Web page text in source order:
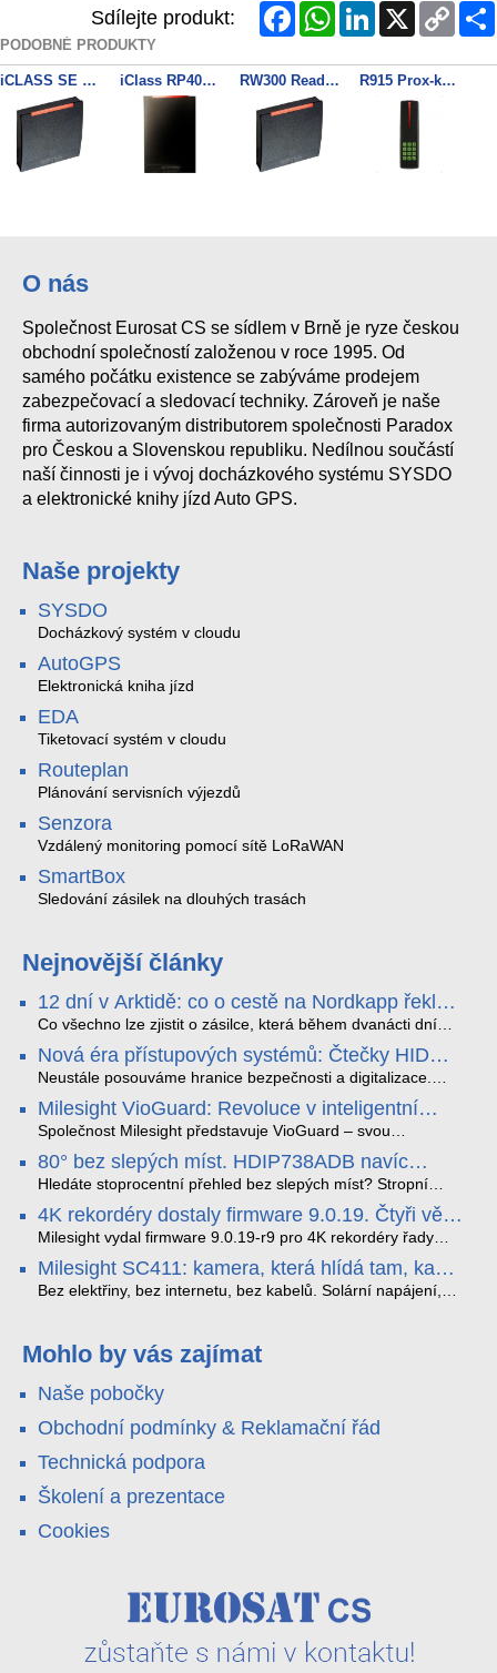
Sdílejte produkt: FacebookWhatsAppLinkedInX
Copy
Link
PODOBNÉ PRODUKTY
iCLASS SE R30 iClass RP40 bezkontaktní čtečka RW300 Reader / Writer 13.56Mhz R915 Prox-key reader 4wir
R910 Proximity reader 4wir EDK4B ctecka karet Emmarin
O nás
Společnost Eurosat CS se sídlem v Brně je ryze českou
obchodní společností založenou v roce 1995. Od
samého počátku existence se zabýváme prodejem
zabezpečovací a sledovací techniky. Zároveň je naše
firma autorizovaným distributorem společnosti Paradox
pro Českou a Slovenskou republiku. Nedílnou součástí
naší činnosti je i vývoj docházkového systému SYSDO
a elektronické knihy jízd Auto GPS.
Naše projekty
SYSDO
Docházkový systém v cloudu
AutoGPS
Elektronická kniha jízd
EDA
Tiketovací systém v cloudu
Routeplan
Plánování servisních výjezdů
Senzora
Vzdálený monitoring pomocí sítě LoRaWAN
SmartBox
Sledování zásilek na dlouhých trasách
Nejnovější články
12 dní v Arktidě: co o cestě na Nordkapp řekla
data ze SMARTBOX 2 MAX
Co všechno lze zjistit o zásilce, která během dvanácti dní
projede Arktidou? SMARTBOX 2 MAX jsme vzali na trasu z
Tromsø přes Lofoty, Kirunu a finské Laponsko až na
Nordkapp. Bez jediného dobití, v mrazu až −13 °C a mimo
otřesy i náklon. Výsledkem není jen čára na mapě, ale
podrobný datový příběh celé cesty.
Nová éra přístupových systémů: Čtečky HID
Signo
Neustále posouváme hranice bezpečnosti a digitalizace.
v oblasti kontroly přístupu – moderní a vysoce univerzální
čtečky HID Signo.
Milesight VioGuard: Revoluce v inteligentní
detekci dopravních přestupků
Společnost Milesight představuje VioGuard – svou
dopravních přestupků. Tento systém, poháněný
sofistikovanými algoritmy umělé inteligence (AI), je navržen
tak, aby poskytoval komplexní nástroje pro vymáhání
dopravních předpisů, zvyšoval bezpečnost na silnicích a
optimalizoval plynulost dopravy v moderních městech.
80° bez slepých míst. HDIP738ADB navíc
streamuje na YouTube – bez PC.
Hledáte stoprocentní přehled bez slepých míst? Stropní
panoramatická kamera HDIP738ADB skládá obraz ze dvou
4MP senzorů SONY do jednoho čistého 180° záběru bez
zkreslení. K tomu přidává AI detekci osob a vozidel,
YouTube – bez běžícího počítače.
4K rekordéry dostaly firmware 9.0.19. Čtyři věci,
které musíte vědět.
Milesight vydal firmware 9.0.19-r9 pro 4K rekordéry řady
které vám zjednoduší práci – a jedna z nich vám ušetří
spoustu zbytečných výjezdů k zákazníkům.
Milesight SC411: kamera, která hlídá tam, kam
kabel nedosáhne
Bez elektřiny, bez internetu, bez kabelů. Solární napájení,
váš telefon. Podívejte se na video.
Mohlo by vás zajímat
Naše pobočky
Obchodní podmínky & Reklamační řád
Technická podpora
Školení a prezentace
Cookies